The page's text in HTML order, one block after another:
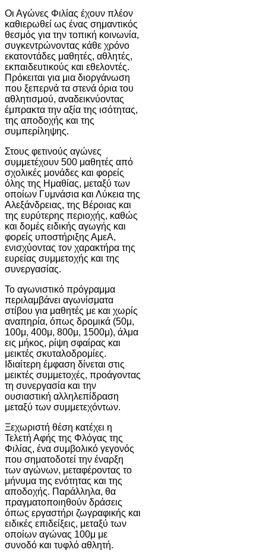
Οι Αγώνες Φιλίας έχουν πλέον
καθιερωθεί ως ένας σημαντικός
θεσμός για την τοπική κοινωνία,
συγκεντρώνοντας κάθε χρόνο
εκατοντάδες μαθητές, αθλητές,
εκπαιδευτικούς και εθελοντές.
Πρόκειται για μια διοργάνωση
που ξεπερνά τα στενά όρια του
αθλητισμού, αναδεικνύοντας
έμπρακτα την αξία της ισότητας,
της αποδοχής και της
συμπερίληψης.
Στους φετινούς αγώνες
συμμετέχουν 500 μαθητές από
σχολικές μονάδες και φορείς
όλης της Ημαθίας, μεταξύ των
οποίων Γυμνάσια και Λύκεια της
Αλεξάνδρειας, της Βέροιας και
της ευρύτερης περιοχής, καθώς
και δομές ειδικής αγωγής και
φορείς υποστήριξης ΑμεΑ,
ενισχύοντας τον χαρακτήρα της
ευρείας συμμετοχής και της
συνεργασίας.
Το αγωνιστικό πρόγραμμα
περιλαμβάνει αγωνίσματα
στίβου για μαθητές με και χωρίς
αναπηρία, όπως δρομικά (50μ,
100μ, 400μ, 800μ, 1500μ), άλμα
εις μήκος, ρίψη σφαίρας και
μεικτές σκυταλοδρομίες.
Ιδιαίτερη έμφαση δίνεται στις
μεικτές συμμετοχές, προάγοντας
τη συνεργασία και την
ουσιαστική αλληλεπίδραση
μεταξύ των συμμετεχόντων.
Ξεχωριστή θέση κατέχει η
Τελετή Αφής της Φλόγας της
Φιλίας, ένα συμβολικό γεγονός
που σηματοδοτεί την έναρξη
των αγώνων, μεταφέροντας το
μήνυμα της ενότητας και της
αποδοχής. Παράλληλα, θα
πραγματοποιηθούν δράσεις
όπως εργαστήρι ζωγραφικής και
ειδικές επιδείξεις, μεταξύ των
οποίων αγώνας 100μ με
συνοδό και τυφλό αθλητή.